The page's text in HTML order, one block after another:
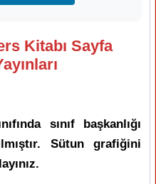
Kitabı Sayfa
sınıf başkanlığı
Sütun grafiğini